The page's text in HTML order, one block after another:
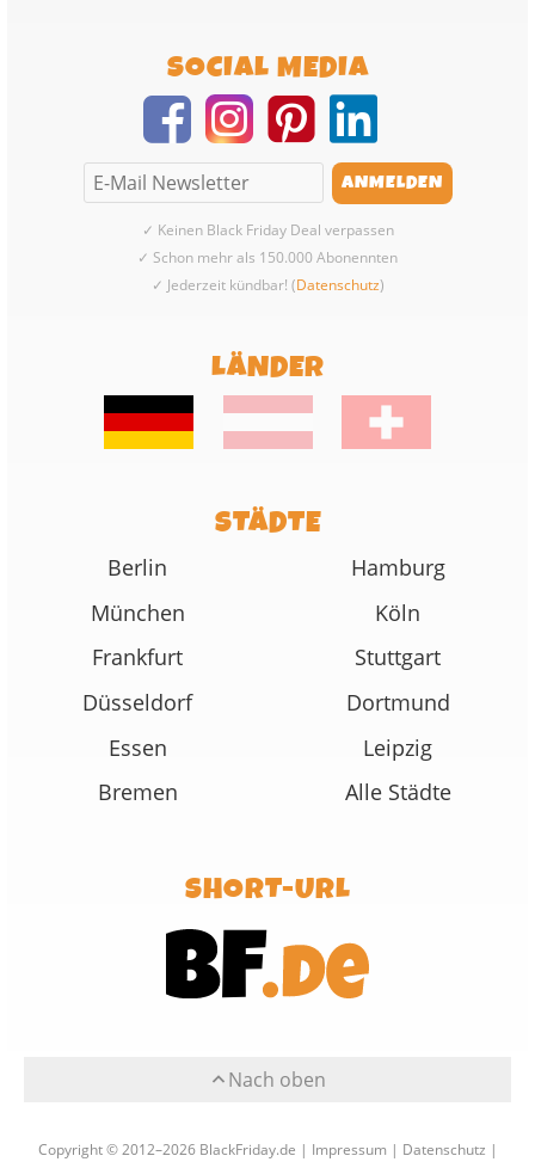
SOCIAL MEDIA
✓ Keinen Black Friday Deal verpassen
✓ Schon mehr als 150.000 Abonennten
✓ Jederzeit kündbar! (Datenschutz)
LÄNDER
STÄDTE
Berlin
Hamburg
München
Köln
Frankfurt
Stuttgart
Düsseldorf
Dortmund
Essen
Leipzig
Bremen
Alle Städte
SHORT-URL
Nach oben
Copyright © 2012–2026 BlackFriday.de | Impressum | Datenschutz |